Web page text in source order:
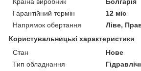
Гарантійний термін
12 міс
Напрямок обертання
Ліве,
Користувальницькі характеристики
Стан
Нове
Тип обладнання